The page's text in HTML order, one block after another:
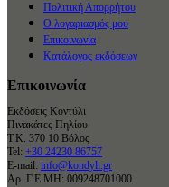
Πολιτική Απορρήτου
Ο λογαριασμός μου
Επικοινωνία
Κατάλογος εκδόσεων
Επικοινωνία
Εκδόσεις Κοντύλι
Πινακάτες Πηλίου
Τ.Κ. 370 10 Βόλος
Tel: +30 24230 86757
E-mail: info@kondyli.gr
Αρ. Γ.Ε.ΜΗ: 009248701000